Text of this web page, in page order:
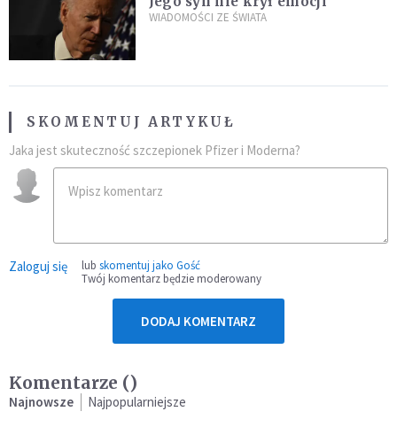
WIADOMOŚCI ZE ŚWIATA
SKOMENTUJ ARTYKUŁ
Jaka jest skuteczność szczepionek Pfizer i Moderna?
Zaloguj się lub skomentuj jako Gość
Twój komentarz będzie moderowany
DODAJ KOMENTARZ
Komentarze ()
Najnowsze Najpopularniejsze